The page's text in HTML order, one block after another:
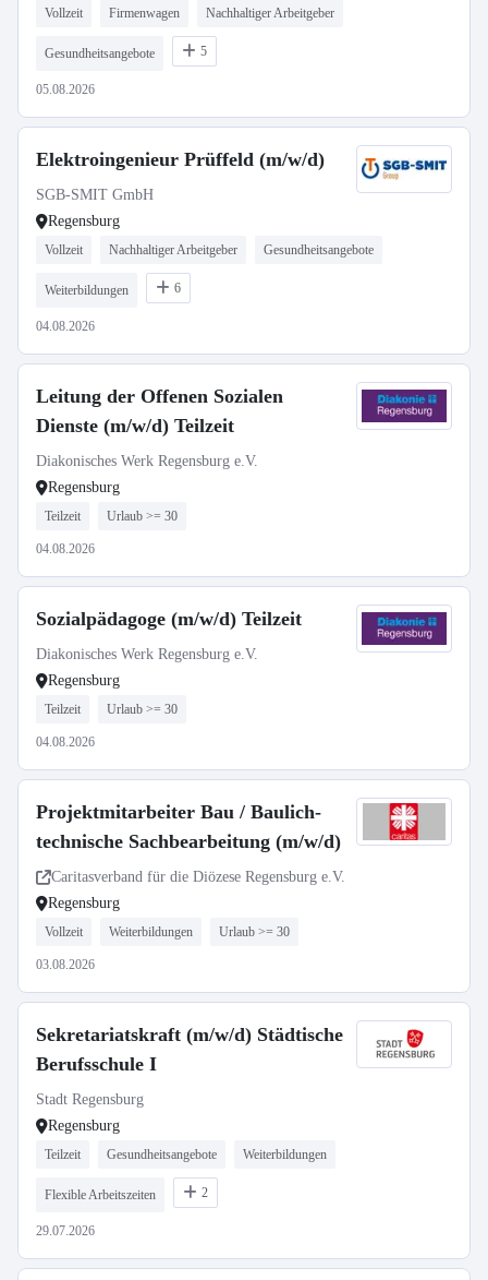
Vollzeit Firmenwagen Nachhaltiger Arbeitgeber
Gesundheitsangebote 5
05.08.2026
Elektroingenieur Prüffeld (m/w/d)
SGB-SMIT GmbH
Regensburg
Vollzeit Nachhaltiger Arbeitgeber Gesundheitsangebote
Weiterbildungen 6
04.08.2026
Leitung der Offenen Sozialen
Dienste (m/w/d) Teilzeit
Diakonisches Werk Regensburg e.V.
Regensburg
Teilzeit Urlaub >= 30
04.08.2026
Sozialpädagoge (m/w/d) Teilzeit
Diakonisches Werk Regensburg e.V.
Regensburg
Teilzeit Urlaub >= 30
04.08.2026
Projektmitarbeiter Bau / Baulich-
technische Sachbearbeitung (m/w/d)
Caritasverband für die Diözese Regensburg e.V.
Regensburg
Vollzeit Weiterbildungen Urlaub >= 30
03.08.2026
Sekretariatskraft (m/w/d) Städtische
Berufsschule I
Stadt Regensburg
Regensburg
Teilzeit Gesundheitsangebote Weiterbildungen
Flexible Arbeitszeiten 2
29.07.2026